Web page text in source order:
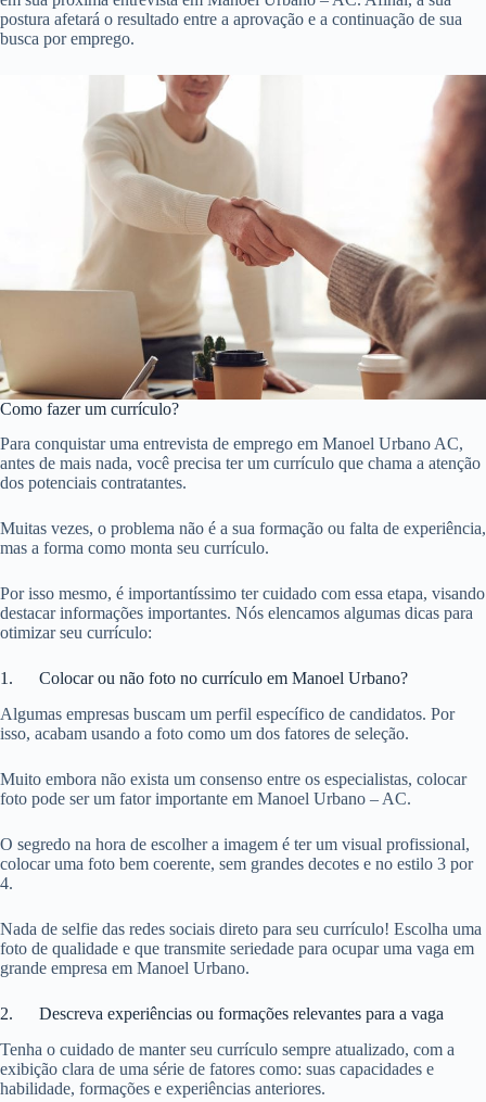
postura afetará o resultado entre a aprovação e a continuação de sua
busca por emprego.
Como fazer um currículo?
Para conquistar uma entrevista de emprego em Manoel Urbano AC,
antes de mais nada, você precisa ter um currículo que chama a atenção
dos potenciais contratantes.
Muitas vezes, o problema não é a sua formação ou falta de experiência,
mas a forma como monta seu currículo.
Por isso mesmo, é importantíssimo ter cuidado com essa etapa, visando
destacar informações importantes. Nós elencamos algumas dicas para
otimizar seu currículo:
1. Colocar ou não foto no currículo em Manoel Urbano?
Algumas empresas buscam um perfil específico de candidatos. Por
isso, acabam usando a foto como um dos fatores de seleção.
Muito embora não exista um consenso entre os especialistas, colocar
foto pode ser um fator importante em Manoel Urbano – AC.
O segredo na hora de escolher a imagem é ter um visual profissional,
colocar uma foto bem coerente, sem grandes decotes e no estilo 3 por
4.
Nada de selfie das redes sociais direto para seu currículo! Escolha uma
foto de qualidade e que transmite seriedade para ocupar uma vaga em
grande empresa em Manoel Urbano.
2. Descreva experiências ou formações relevantes para a vaga
Tenha o cuidado de manter seu currículo sempre atualizado, com a
exibição clara de uma série de fatores como: suas capacidades e
habilidade, formações e experiências anteriores.